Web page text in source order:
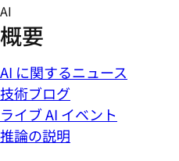
Skip
to
content
AI
概要
AI に関するニュース
技術ブログ
ライブ AI イベント
推論の説明